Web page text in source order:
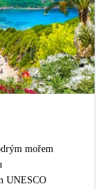
mořem
UNESCO